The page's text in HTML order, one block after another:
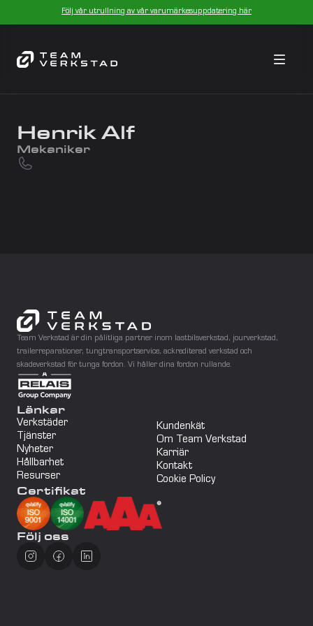
Följ vår utrullning av vår varumärkesuppdatering här
Henrik Alf
Mekaniker
Team Verkstad är din pålitliga partner inom lastbilsverkstad, jourverkstad,
trailerreparationer, tungtransportservice, ackrediterad verkstad och
skadeverkstad för tunga fordon. Vi håller dina fordon rullande.
Länkar
Verkstäder
Tjänster
Nyheter
Hållbarhet
Resurser
Kundenkät
Om Team Verkstad
Karriär
Kontakt
Cookie Policy
Certifikat
Följ oss